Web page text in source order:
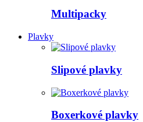
Multipacky
Plavky
Slipové plavky
Boxerkové plavky